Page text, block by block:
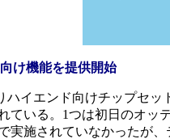
け機能を提供開始
イエンド向けチップセッ
ている。1つは初日のオ
実施されていなかったが